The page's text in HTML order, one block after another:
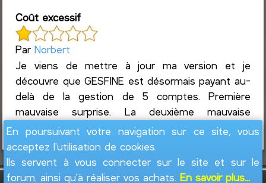
Coût excessif
ParNorbert
Je viens de mettre à jour ma version et je
découvre que GESFINE est désormais payant au-
delà de la gestion de 5 comptes. Première
mauvaise surprise. La deuxième mauvaise
surprise est le coût. Impossible...
Lire la suite
En poursuivant votre navigation sur ce site, vous
acceptez l'utilisation de cookies.
Ils servent à vous connecter sur le site et sur le
forum, ainsi qu'à réaliser vos achats.En savoir plus...
GesFine - Copyright © 2008 - 2026Jacques